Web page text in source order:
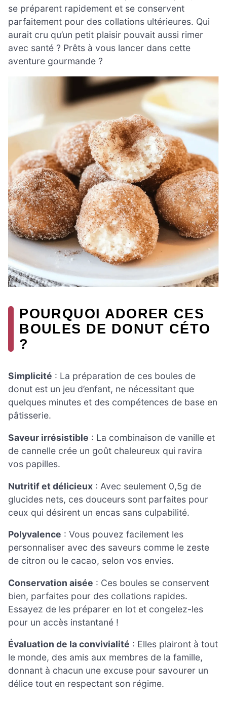
se préparent rapidement et se conservent
parfaitement pour des collations ultérieures. Qui
aurait cru qu’un petit plaisir pouvait aussi rimer
avec santé ? Prêts à vous lancer dans cette
aventure gourmande ?
POURQUOI ADORER CES
BOULES DE DONUT CÉTO
?
Simplicité : La préparation de ces boules de
donut est un jeu d’enfant, ne nécessitant que
quelques minutes et des compétences de base en
pâtisserie.
Saveur irrésistible : La combinaison de vanille et
de cannelle crée un goût chaleureux qui ravira
vos papilles.
Nutritif et délicieux : Avec seulement 0,5g de
glucides nets, ces douceurs sont parfaites pour
ceux qui désirent un encas sans culpabilité.
Polyvalence : Vous pouvez facilement les
personnaliser avec des saveurs comme le zeste
de citron ou le cacao, selon vos envies.
Conservation aisée : Ces boules se conservent
bien, parfaites pour des collations rapides.
Essayez de les préparer en lot et congelez-les
pour un accès instantané !
Évaluation de la convivialité : Elles plairont à tout
le monde, des amis aux membres de la famille,
donnant à chacun une excuse pour savourer un
délice tout en respectant son régime.